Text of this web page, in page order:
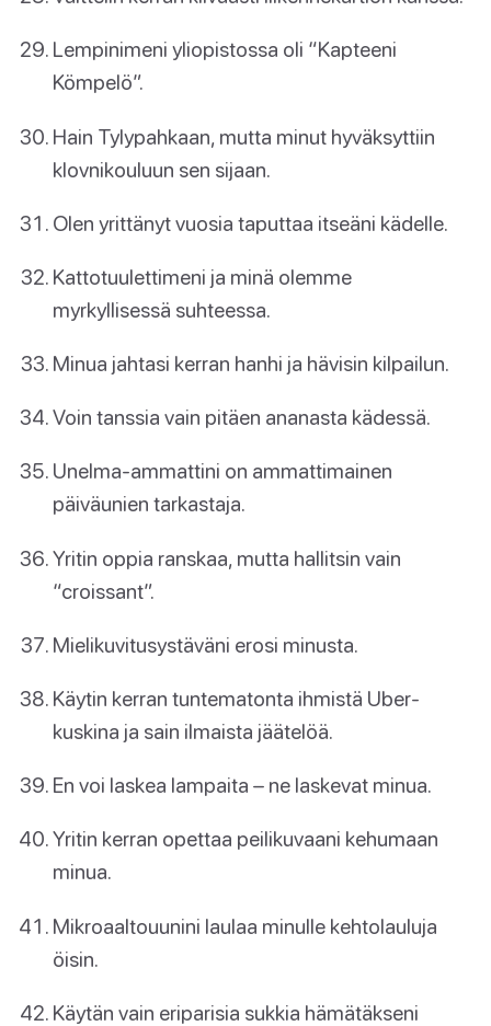
Lempinimeni yliopistossa oli “Kapteeni
Kömpelö”.
Hain Tylypahkaan, mutta minut hyväksyttiin
klovnikouluun sen sijaan.
Olen yrittänyt vuosia taputtaa itseäni kädelle.
Kattotuulettimeni ja minä olemme
myrkyllisessä suhteessa.
Minua jahtasi kerran hanhi ja hävisin kilpailun.
Voin tanssia vain pitäen ananasta kädessä.
Unelma-ammattini on ammattimainen
päiväunien tarkastaja.
Yritin oppia ranskaa, mutta hallitsin vain
“croissant”.
Mielikuvitusystäväni erosi minusta.
Käytin kerran tuntematonta ihmistä Uber-
kuskina ja sain ilmaista jäätelöä.
En voi laskea lampaita – ne laskevat minua.
Yritin kerran opettaa peilikuvaani kehumaan
minua.
Mikroaaltouunini laulaa minulle kehtolauluja
öisin.
Käytän vain eriparisia sukkia hämätäkseni